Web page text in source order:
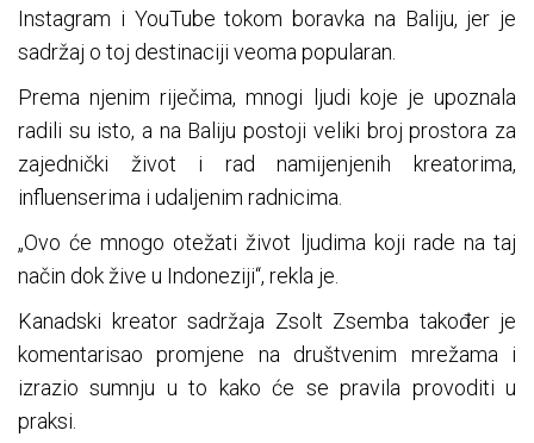
Instagram i YouTube tokom boravka na Baliju, jer je
sadržaj o toj destinaciji veoma popularan.
Prema njenim riječima, mnogi ljudi koje je upoznala
radili su isto, a na Baliju postoji veliki broj prostora za
zajednički život i rad namijenjenih kreatorima,
influenserima i udaljenim radnicima.
„Ovo će mnogo otežati život ljudima koji rade na taj
način dok žive u Indoneziji“, rekla je.
Kanadski kreator sadržaja Zsolt Zsemba također je
komentarisao promjene na društvenim mrežama i
izrazio sumnju u to kako će se pravila provoditi u
praksi.